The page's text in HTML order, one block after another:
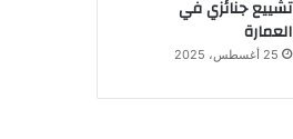
تشييع جنائزي في
العمارة
25 أغسطس، 2025